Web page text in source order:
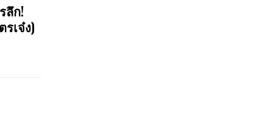
ลึก!
เจ๋ง)